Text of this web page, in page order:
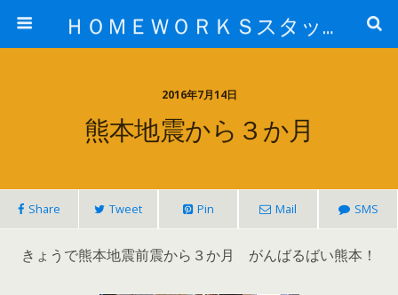
ＨＯＭＥＷＯＲＫＳスタッフ日記ブログ
2016年7月14日
熊本地震から３か月
Share Tweet Pin Mail SMS
きょうで熊本地震前震から３か月 がんばるばい熊本！